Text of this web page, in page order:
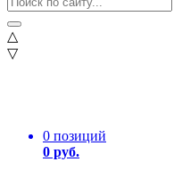
△
▽
0 позиций
0 руб.